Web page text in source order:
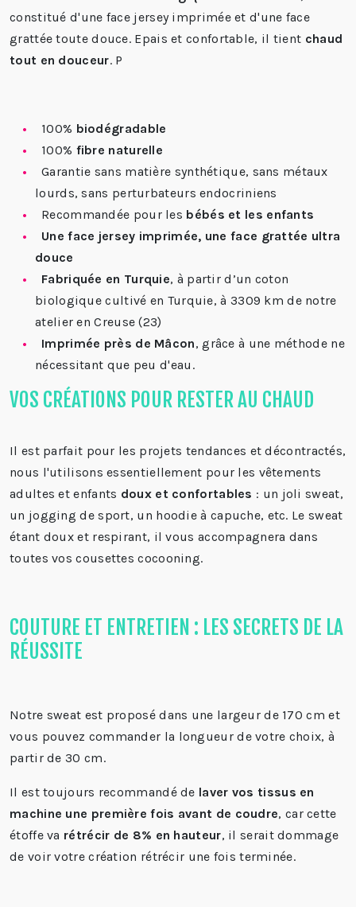
constitué d'une face jersey imprimée et d'une face
grattée toute douce. Epais et confortable, il tient chaud
tout en douceur. P
100% biodégradable
100% fibre naturelle
Garantie sans matière synthétique, sans métaux
lourds, sans perturbateurs endocriniens
Recommandée pour les bébés et les enfants
Une face jersey imprimée, une face grattée ultra
douce
Fabriquée en Turquie, à partir d’un coton
biologique cultivé en Turquie, à 3309 km de notre
atelier en Creuse (23)
Imprimée près de Mâcon, grâce à une méthode ne
nécessitant que peu d'eau.
VOS CRÉATIONS POUR RESTER AU CHAUD
Il est parfait pour les projets tendances et décontractés,
nous l'utilisons essentiellement pour les vêtements
adultes et enfants doux et confortables : un joli sweat,
un jogging de sport, un hoodie à capuche, etc. Le sweat
étant doux et respirant, il vous accompagnera dans
toutes vos cousettes cocooning.
COUTURE ET ENTRETIEN : LES SECRETS DE LA
RÉUSSITE
Notre sweat est proposé dans une largeur de 170 cm et
vous pouvez commander la longueur de votre choix, à
partir de 30 cm.
Il est toujours recommandé de laver vos tissus en
machine une première fois avant de coudre, car cette
étoffe va rétrécir de 8% en hauteur, il serait dommage
de voir votre création rétrécir une fois terminée.